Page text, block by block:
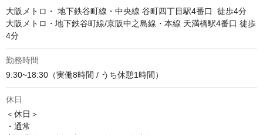
大阪メトロ・ 地下鉄谷町線・中央線 谷町四丁目駅4番口  徒歩4分
大阪メトロ・地下鉄谷町線/京阪中之島線・本線 天満橋駅4番口 徒歩
4分
勤務時間
9:30~18:30（実働8時間 / うち休憩1時間）
休日
＜休日＞
・通常